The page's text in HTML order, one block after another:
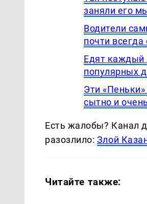
заняли его
Водители
почти
Едят каждый
популярных
Эти
сытно и
Есть жалобы? Канал
разозлило: Злой
Читайте также: